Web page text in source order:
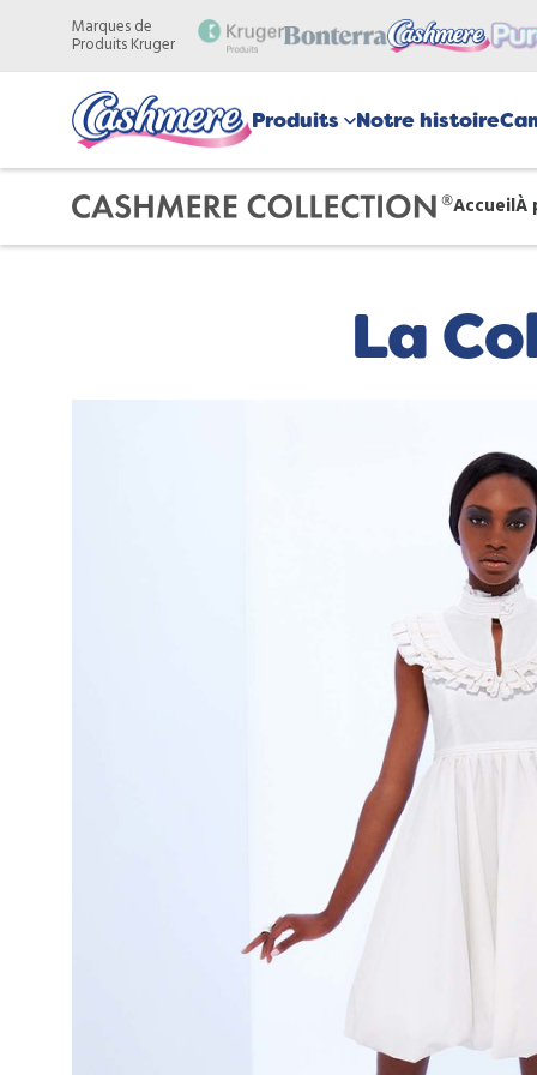
contenu
principal
Marques de
Produits Kruger
Produits Notre histoire
AccueilÀ
La